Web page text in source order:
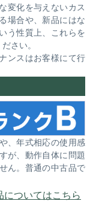
変化を与えないカス
場合や、新品にはな
う性質上、これらを
さい。
ンスはお客様にて行
、年式相応の使用感
が、動作自体に問題
ん。普通の中古品で
についてはこちら